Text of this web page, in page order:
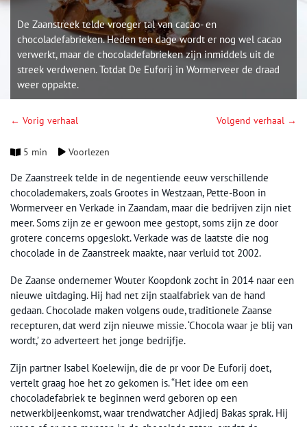
De Zaanstreek telde vroeger tal van cacao- en
chocoladefabrieken. Heden ten dage wordt er nog wel cacao
verwerkt, maar de chocoladefabrieken zijn inmiddels uit de
streek verdwenen. Totdat De Euforij in Wormerveer de draad
weer oppakte.
← Vorig verhaal Volgend verhaal →
5 min Voorlezen
De Zaanstreek telde in de negentiende eeuw verschillende
chocolademakers, zoals Grootes in Westzaan, Pette-Boon in
Wormerveer en Verkade in Zaandam, maar die bedrijven zijn niet
meer. Soms zijn ze er gewoon mee gestopt, soms zijn ze door
grotere concerns opgeslokt. Verkade was de laatste die nog
chocolade in de Zaanstreek maakte, naar verluid tot 2002.
De Zaanse ondernemer Wouter Koopdonk zocht in 2014 naar een
nieuwe uitdaging. Hij had net zijn staalfabriek van de hand
gedaan. Chocolade maken volgens oude, traditionele Zaanse
recepturen, dat werd zijn nieuwe missie. ‘Chocola waar je blij van
wordt,’ zo adverteert het jonge bedrijfje.
Zijn partner Isabel Koelewijn, die de pr voor De Euforij doet,
vertelt graag hoe het zo gekomen is. “Het idee om een
chocoladefabriek te beginnen werd geboren op een
netwerkbijeenkomst, waar trendwatcher Adjiedj Bakas sprak. Hij